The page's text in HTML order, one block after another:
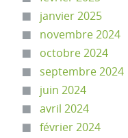
janvier 2025
novembre 2024
octobre 2024
septembre 2024
juin 2024
avril 2024
février 2024